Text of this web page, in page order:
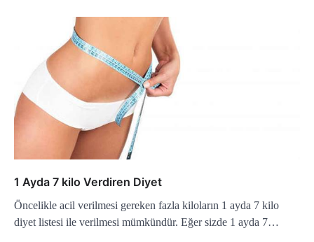
1 Ayda 7 kilo Verdiren Diyet
Öncelikle acil verilmesi gereken fazla kiloların 1 ayda 7 kilo
diyet listesi ile verilmesi mümkündür. Eğer sizde 1 ayda 7…